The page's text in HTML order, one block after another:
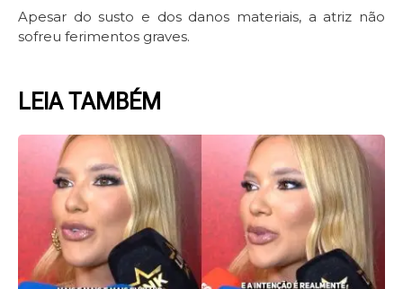
Apesar do susto e dos danos materiais, a atriz não
sofreu ferimentos graves.
LEIA TAMBÉM
PagePage PagePage